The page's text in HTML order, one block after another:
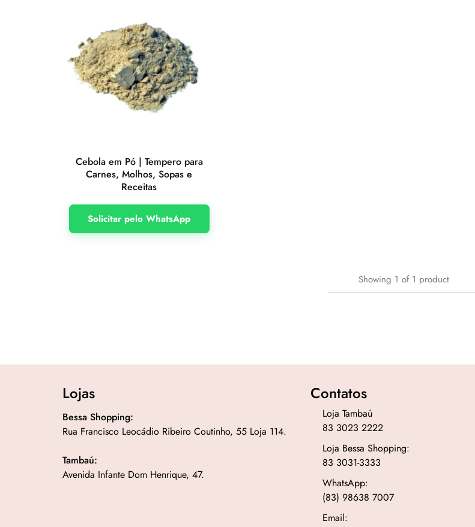
Cebola em Pó | Tempero para
Carnes, Molhos, Sopas e
Receitas
Solicitar pelo WhatsApp
Showing 1 of 1 product
Lojas
Bessa Shopping:
Rua Francisco Leocádio Ribeiro Coutinho, 55 Loja 114.
Tambaú:
Avenida Infante Dom Henrique, 47.
Contatos
Loja Tambaú
83 3023 2222
Loja Bessa Shopping:
83 3031-3333
WhatsApp:
(83) 98638 7007
Email: